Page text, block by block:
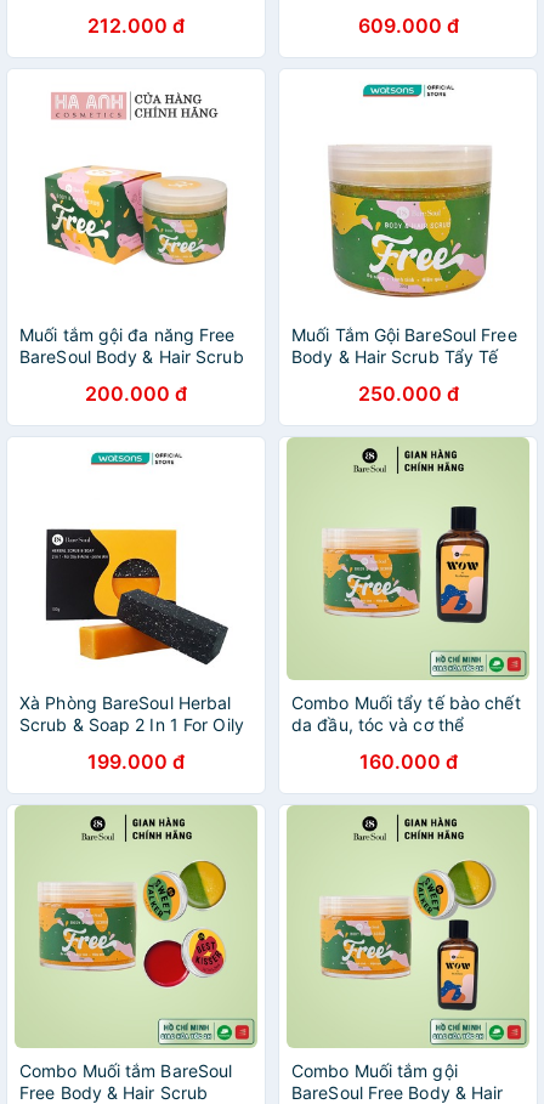
212.000 đ
Scrub & Soap 100g +Dầu
gội khô WOW Dry Shampoo
50g
609.000 đ
Muối tắm gội đa năng Free
BareSoul Body & Hair Scrub
200.000 đ
Muối Tắm Gội BareSoul Free
Body & Hair Scrub Tẩy Tế
Cơ Thể 300g250.000 đ
Xà Phòng BareSoul Herbal
Scrub & Soap 2 In 1 For Oily
và Thâm Cơ Thể 100g
199.000 đ
Combo Muối tẩy tế bào chết
da đầu, tóc và cơ thể
300g + Dầu gội khô giảm
dầu và bết WOW 50g
160.000 đ
Combo Muối tắm BareSoul
Free Body & Hair Scrub
Combo Muối tắm gội
BareSoul Free Body & Hair